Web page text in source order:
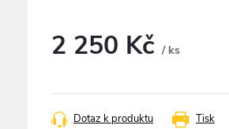
2 250 Kč / ks
Tisk
Dotaz k produktu